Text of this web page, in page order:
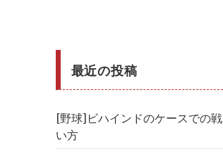
最近の投稿
[野球]ビハインドのケースでの戦
い方